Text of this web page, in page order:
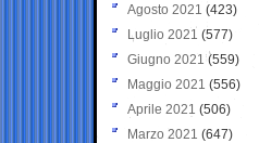
Agosto 2021 (423)
Luglio 2021 (577)
Giugno 2021(559)
Maggio 2021 (556)
Aprile 2021 (506)
Marzo 2021 (647)